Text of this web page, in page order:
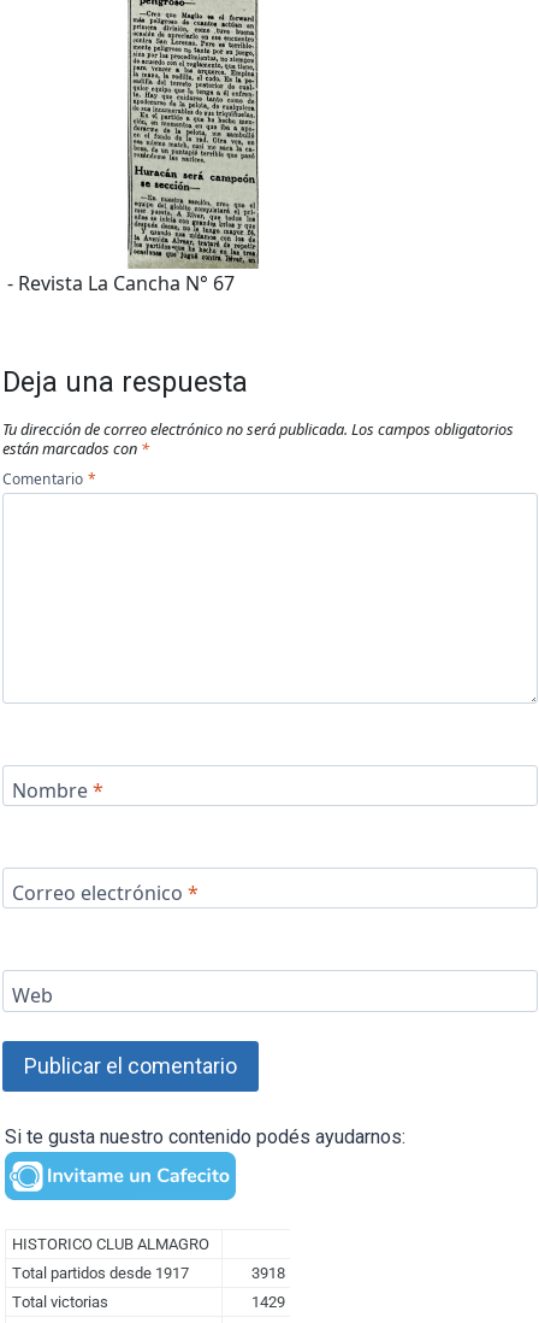
- Revista La Cancha N° 67
Deja una respuesta
Tu dirección de correo electrónico no será publicada. Los campos obligatorios
están marcados con *
Comentario *
Nombre*
Correo electrónico *
Web
Si te gusta nuestro contenido podés ayudarnos: